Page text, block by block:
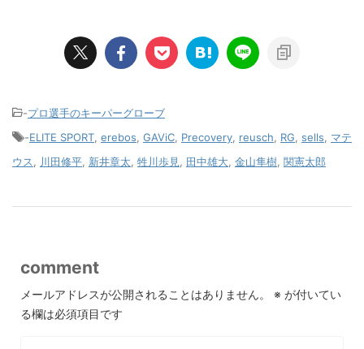
-プロ選手のキーパーグローブ
-ELITE SPORT, erebos, GAViC, Precovery, reusch, RG, sells, マテ
ウス, 川田修平, 新井章太, 牲川歩見, 田中雄大, 金山隼樹, 関憲太郎
comment
メールアドレスが公開されることはありません。 ※ が付いてい
る欄は必須項目です